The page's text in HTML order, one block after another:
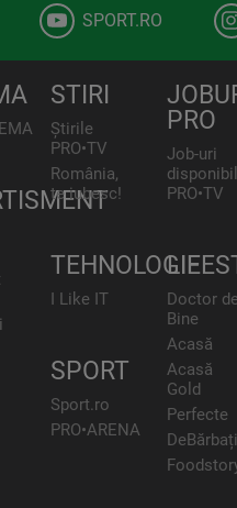
SPORT.RO
STIRI
Știrile
PRO•TV
România,
te iubesc!
TEHNOLOGIE
I Like IT
SPORT
Sport.ro
PRO•ARENA
PRO
Job-uri
PRO•TV
Doctor de
Bine
Acasă
Acasă
Gold
Perfecte
DeBărbați